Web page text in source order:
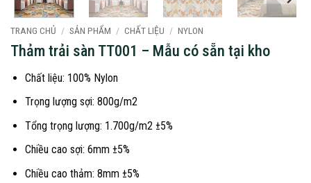
TRANG CHỦ / SẢN PHẨM / CHẤT LIỆU / NYLON
Thảm trải sàn TT001 – Mẫu có sẵn tại kho
Chất liệu: 100% Nylon
Trọng lượng sợi: 800g/m2
Tổng trọng lượng: 1.700g/m2 ±5%
Chiều cao sợi: 6mm ±5%
Chiều cao thảm: 8mm ±5%